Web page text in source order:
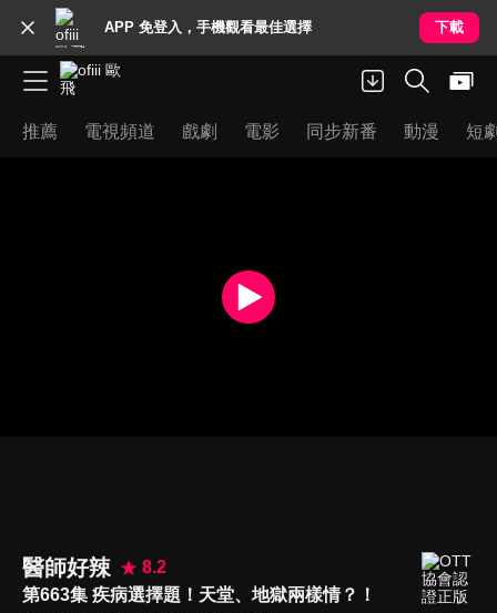
APP 免登入，手機觀看最佳選擇 下載
推薦 電視頻道 戲劇 電影 同步新番 動漫 短
醫師好辣
8.2
第663集 疾病選擇題！天堂、地獄兩樣情？！